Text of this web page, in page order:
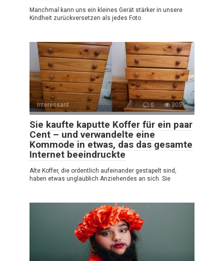
Manchmal kann uns ein kleines Gerät stärker in unsere
Kindheit zurückversetzen als jedes Foto.
Interessant 0 305
Sie kaufte kaputte Koffer für ein paar
Cent – und verwandelte eine
Kommode in etwas, das das gesamte
Internet beeindruckte
Alte Koffer, die ordentlich aufeinander gestapelt sind,
haben etwas unglaublich Anziehendes an sich. Sie